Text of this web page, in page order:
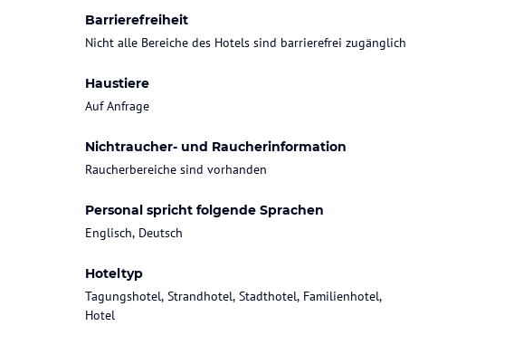
Barrierefreiheit
Nicht alle Bereiche des Hotels sind barrierefrei zugänglich
Haustiere
Auf Anfrage
Nichtraucher- und Raucherinformation
Raucherbereiche sind vorhanden
Personal spricht folgende Sprachen
Englisch, Deutsch
Hoteltyp
Tagungshotel, Strandhotel, Stadthotel, Familienhotel,
Hotel